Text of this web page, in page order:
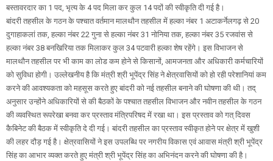
बस्तावरदार का 1 पद, भृत्य के 4 पद मिला कर कुल 14 पदों की स्वीकृति दी गई है।
बांदरी तहसील के गठन के पश्चात वर्तमान मालथौन तहसील में हल्का नंबर 1 अटाकर्नेलगढ़ से 20
दुगाहाकलां तक, हल्का नंबर 22 गुना से हल्का नंबर 31 नोनिया तक, हल्का नंबर 35 रजवांस से
हल्का नंबर 38 बनखिरिया तक मिलाकर कुल 34 पटवारी हल्का शेष रहेंगे। इस विभाजन से
मालथौन तहसील पर भी काम का लोड कम होने से किसानों, आमजनता और अधिकारी कर्मचारियों
को सुविधा होगी। उल्लेखनीय है कि मंत्री श्री भूपेंद्र सिंह ने क्षेत्रवासियों को हो रही परेशानियां कम
करने की आवश्यकता को महसूस करते हुए बांदरी को नई तहसील बनाने की घोषणा की थी। तद्
अनुसार उन्होंने अधिकारियों से की बैठकों के पश्चात तहसील विभाजन और नवीन तहसील के गठन
की व्यवस्थित रूपरेखा बनवा कर प्रस्ताव मंत्रिपरिषद में रखा था। इस प्रस्ताव को गत् दिवस
कैबिनेट की बैठक में स्वीकृति दे दी गई। बांदरी तहसील का प्रस्ताव स्वीकृत होने पर क्षेत्र में खुशी
की लहर दौड़ गई है। क्षेत्रवासियों ने इस उपलब्धि पर नगरीय विकास एवं आवास मंत्री श्री भूपेंद्र
सिंह का आभार व्यक्त करते हुए मंत्री श्री भूपेंद्र सिंह का अभिनंदन करने की घोषणा की है।